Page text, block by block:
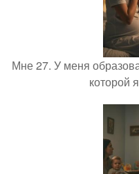
Мне 27. У меня
которой